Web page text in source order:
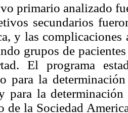
primario analizado
secundarios
y las
grupos de
El programa
para la
para la
de la Sociedad